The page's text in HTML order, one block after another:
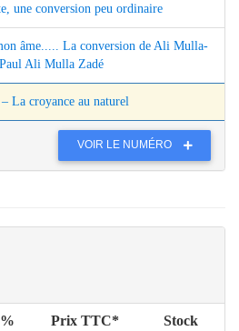
une conversion peu ordinaire
âme..... La conversion de Ali Mulla-
Ali Mulla Zadé
La croyance au naturel
VOIR LE NUMÉRO
Prix TTC* Stock